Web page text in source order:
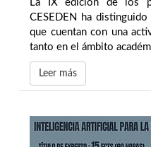
La IX edición de los
CESEDEN ha
que cuentan con una
tanto en el ámbito
Leer más